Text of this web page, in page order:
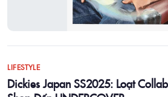
LIFESTYLE
Dickies Japan SS2025: Loạt